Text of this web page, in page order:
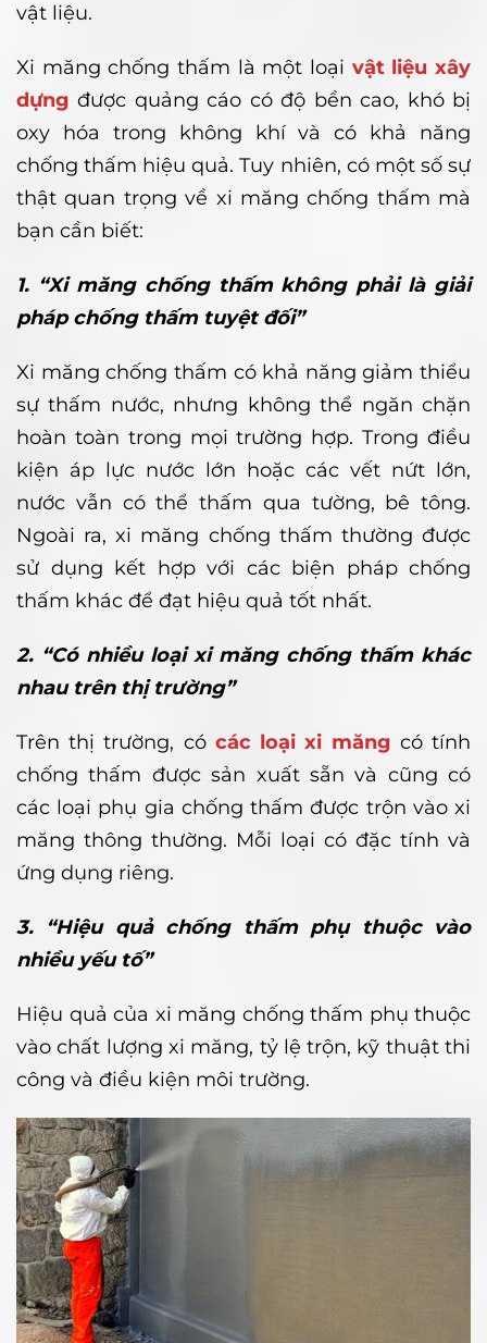
vật liệu.
Xi măng chống thấm là một loại vật liệu xây
dựng được quảng cáo có độ bền cao, khó bị
oxy hóa trong không khí và có khả năng
chống thấm hiệu quả. Tuy nhiên, có một số sự
thật quan trọng về xi măng chống thấm mà
bạn cần biết:
1. “Xi măng chống thấm không phải là giải
pháp chống thấm tuyệt đối”
Xi măng chống thấm có khả năng giảm thiểu
sự thấm nước, nhưng không thể ngăn chặn
hoàn toàn trong mọi trường hợp. Trong điều
kiện áp lực nước lớn hoặc các vết nứt lớn,
nước vẫn có thể thấm qua tường, bê tông.
Ngoài ra, xi măng chống thấm thường được
sử dụng kết hợp với các biện pháp chống
thấm khác để đạt hiệu quả tốt nhất.
2. “Có nhiều loại xi măng chống thấm khác
nhau trên thị trường”
Trên thị trường, có các loại xi măng có tính
chống thấm được sản xuất sẵn và cũng có
các loại phụ gia chống thấm được trộn vào xi
măng thông thường. Mỗi loại có đặc tính và
ứng dụng riêng.
3. “Hiệu quả chống thấm phụ thuộc vào
nhiều yếu tố”
Hiệu quả của xi măng chống thấm phụ thuộc
vào chất lượng xi măng, tỷ lệ trộn, kỹ thuật thi
công và điều kiện môi trường.